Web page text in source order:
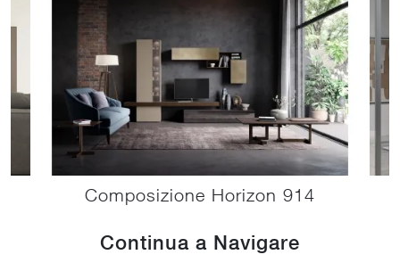
Composizione Horizon 914
Continua a Navigare